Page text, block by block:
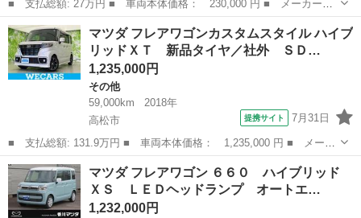
■ 支払総額: 27万円 ■ 車両本体価格： 230,000 円 ■ メーカー
名： マツダ ■ 車種名： フレアワゴン ■ グレード名： ＸＳ
社外ナビ ＴＶ ＣＤ ＥＴＣ タイヤ４本新品 左側パワースライ
ドドア レーダー...
香川 高松市 その他
マツダ フレアワゴンカスタムスタイル ハイブ
リッドＸＴ 新品タイヤ／社外 ＳＤ…
1,235,000円
その他
59,000km
2018年
高松市
提携サイト 7月31日
■ 支払総額: 131.9万円 ■ 車両本体価格： 1,235,000 円 ■ メーカ
ー名： マツダ ■ 車種名： フレアワゴンカスタムスタイル ■ グ
レード名： ハイブリッドＸＴ 新品タイヤ／社外 ＳＤナビ／衝突
安全装置...
香川 高松市 その他
マツダ フレアワゴン ６６０ ハイブリッド
ＸＳ ＬＥＤヘッドランプ オートエ…
1,232,000円